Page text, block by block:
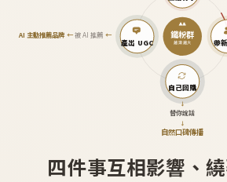
鐵粉群
越滾越大 帶
自己回購
↓
替你說話
↓
自然口碑傳播
產出 UGC
AI 主動推薦品牌←被 AI 推薦 ←
四件事互相影響、繞